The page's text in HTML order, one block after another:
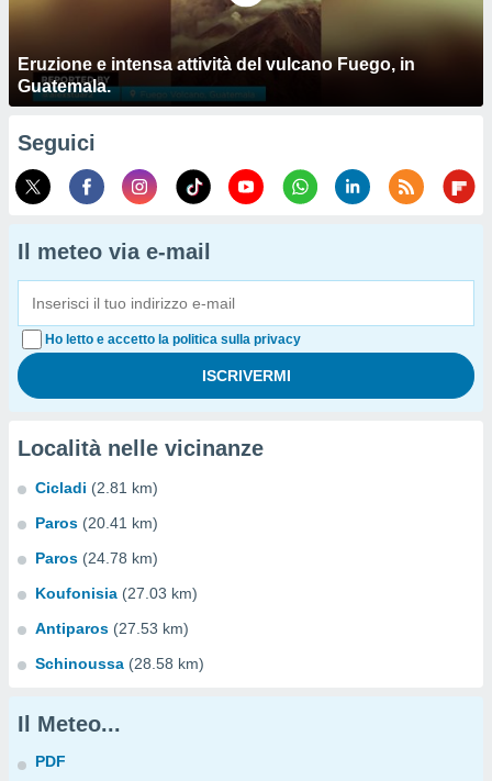
Eruzione e intensa attività del vulcano Fuego, in
Guatemala.
Seguici
Il meteo via e-mail
Ho letto e accetto la politica sulla privacy
Località nelle vicinanze
Cicladi (2.81 km)
Paros (20.41 km)
Paros (24.78 km)
Koufonisia (27.03 km)
Antiparos (27.53 km)
Schinoussa (28.58 km)
Il Meteo...
PDF